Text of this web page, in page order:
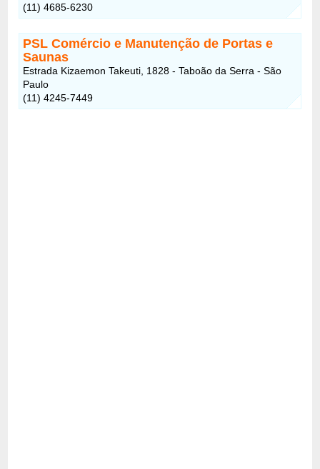
(11) 4685-6230
PSL Comércio e Manutenção de Portas e
Saunas
Estrada Kizaemon Takeuti, 1828 - Taboão da Serra - São
Paulo
(11) 4245-7449